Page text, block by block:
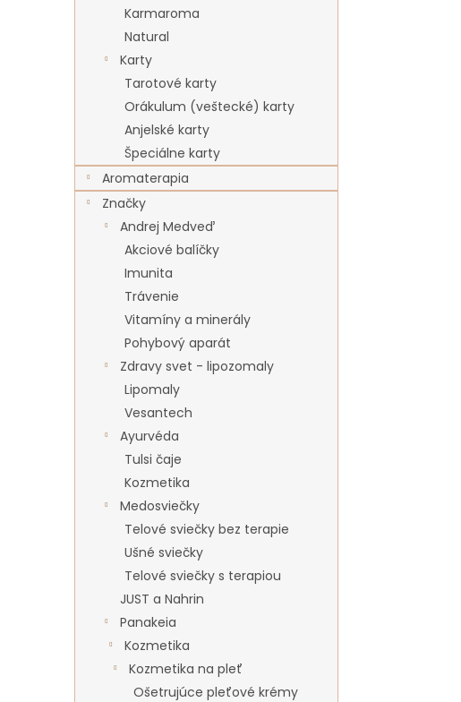
Karmaroma
Natural
Karty
Tarotové karty
Orákulum (veštecké) karty
Anjelské karty
Špeciálne karty
Aromaterapia
Značky
Andrej Medveď
Akciové balíčky
Imunita
Trávenie
Vitamíny a minerály
Pohybový aparát
Zdravy svet - lipozomaly
Lipomaly
Vesantech
Ayurvéda
Tulsi čaje
Kozmetika
Medosviečky
Telové sviečky bez terapie
Ušné sviečky
Telové sviečky s terapiou
JUST a Nahrin
Panakeia
Kozmetika
Kozmetika na pleť
Ošetrujúce pleťové krémy